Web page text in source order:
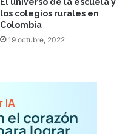
El universo de la escuela y
los colegios rurales en
Colombia
19 octubre, 2022